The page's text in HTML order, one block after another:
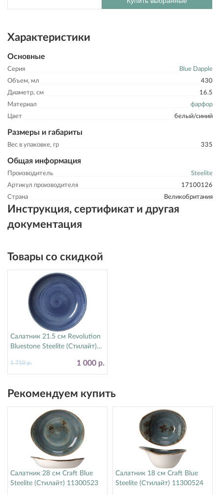
Характеристики
Основные
Серия
Blue Dapple
Объем, мл
430
Диаметр, см
16.5
Материал
фарфор
Цвет
белый/синий
Размеры и габариты
Вес в упаковке, гр 335
Общая информация
Производитель
Steelite
Артикул производителя
17100126
Страна
Великобритания
Инструкция, сертификат и другая
документация
Товары со скидкой
Салатник 21.5 см Revolution
Bluestone Steelite (Стилайт)
1 000 р.
1 710 р.
Рекомендуем купить
Салатник 28 см Craft Blue
Steelite (Стилайт) 11300523
Салатник 18 см Craft Blue
Steelite (Стилайт) 11300524